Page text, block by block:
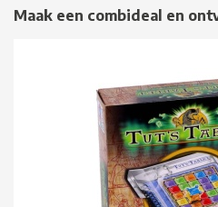
Maak een combideal en